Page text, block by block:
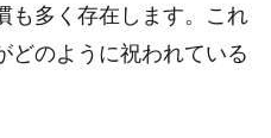
も多く存在します。これ
どのように祝われている